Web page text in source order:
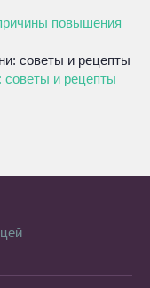
повышения
и рецепты